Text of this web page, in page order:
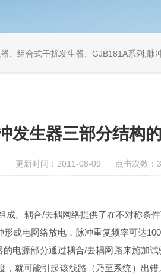
系列,脉冲磁场发生器,工频磁场发生器,衰减振荡波发生器,同
发生器三部分结构
更新时间：2011-08-09 点击次数：
。耦合/去耦网络提供了在不对称
成电网络放电，脉冲重复频率可达
源部分通过耦合/去耦网路来施加
就可能引起该线路（乃至系统）出